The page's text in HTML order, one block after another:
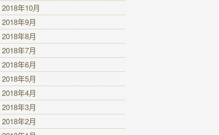
2018年10月
2018年9月
2018年8月
2018年7月
2018年6月
2018年5月
2018年4月
2018年3月
2018年2月